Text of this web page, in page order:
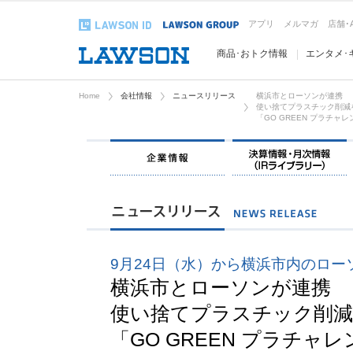
アプリ メルマガ 店舗･
商品･おトク情報 エンタメ･
Home 会社情報 ニュースリリース
横浜市とローソンが連携
使い捨てプラスチック削減
「GO GREEN プラチャ
企業情報
9月24日（水）から横浜市内のロー
横浜市とローソンが連携
使い捨てプラスチック削
「GO GREEN プラチャ